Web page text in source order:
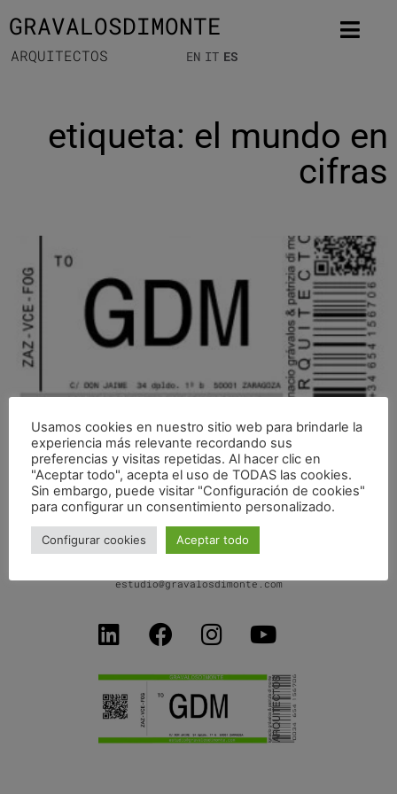
GRAVALOSDIMONTE
ARQUITECTOS EN IT ES
etiqueta: el mundo en
cifras
CLASE 02_ARQUITECTURA SOCIAL_»BIG DATA»
C/ Don Jaime I, 34 dpdo-1ºB
50001 Zaragoza SPAIN
estudio@gravalosdimonte.com
Usamos cookies en nuestro sitio web para brindarle la
experiencia más relevante recordando sus
preferencias y visitas repetidas. Al hacer clic en
"Aceptar todo", acepta el uso de TODAS las cookies.
Sin embargo, puede visitar "Configuración de cookies"
para configurar un consentimiento personalizado.
Configurar cookies Aceptar todo